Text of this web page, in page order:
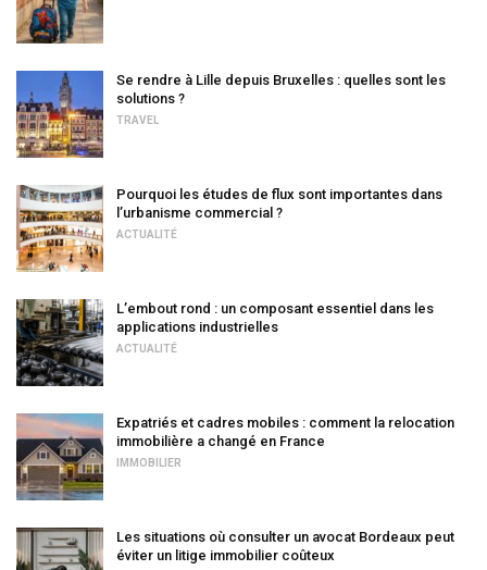
Se rendre à Lille depuis Bruxelles : quelles sont les
solutions ?
TRAVEL
Pourquoi les études de flux sont importantes dans
l’urbanisme commercial ?
ACTUALITÉ
L’embout rond : un composant essentiel dans les
applications industrielles
ACTUALITÉ
Expatriés et cadres mobiles : comment la relocation
immobilière a changé en France
IMMOBILIER
Les situations où consulter un avocat Bordeaux peut
éviter un litige immobilier coûteux